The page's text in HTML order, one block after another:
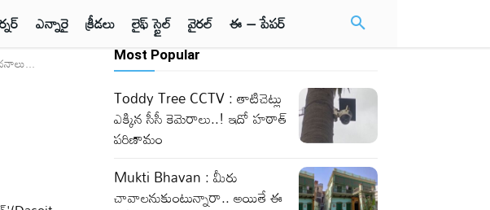
ఎన్నారై క్రీడలు లైఫ్ స్టైల్ వైరల్ ఈ – పేపర్
Most Popular
Toddy Tree CCTV : తాటిచెట్లు
ఎక్కిన సీసీ కెమెరాలు..! ఇదో హఠాత్
పరిణామం
Mukti Bhavan : మీరు
చావాలనుకుంటున్నారా.. అయితే ఈ